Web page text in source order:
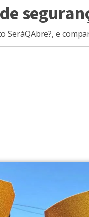
SeráQAbre?, e